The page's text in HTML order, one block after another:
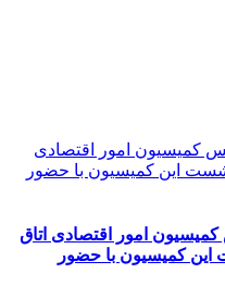
امور اقتصادی اتاق
این کمیسیون با حضور